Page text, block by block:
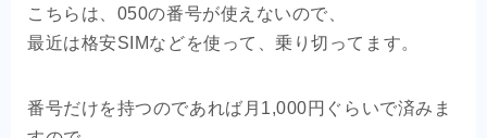
こちらは、050の番号が使えないので、
最近は格安SIMなどを使って、乗り切ってます。
番号だけを持つのであれば月1,000円ぐらいで済みま